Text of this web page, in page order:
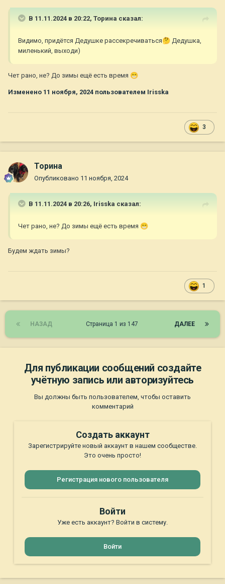
В 11.11.2024 в 20:22, Торина сказал:
Видимо, придётся Дедушке рассекречиваться🤔 Дедушка,
миленький, выходи)
Чет рано, не? До зимы ещё есть время 😁
Изменено 11 ноября, 2024 пользователем Irisska
3
Торина
Опубликовано 11 ноября, 2024
В 11.11.2024 в 20:26, Irisska сказал:
Чет рано, не? До зимы ещё есть время 😁
Будем ждать зимы?
1
НАЗАД ДАЛЕЕ
Страница 1 из 147
Для публикации сообщений создайте
учётную запись или авторизуйтесь
Вы должны быть пользователем, чтобы оставить
комментарий
Создать аккаунт
Зарегистрируйте новый аккаунт в нашем сообществе.
Это очень просто!
Регистрация нового пользователя
Войти
Уже есть аккаунт? Войти в систему.
Войти